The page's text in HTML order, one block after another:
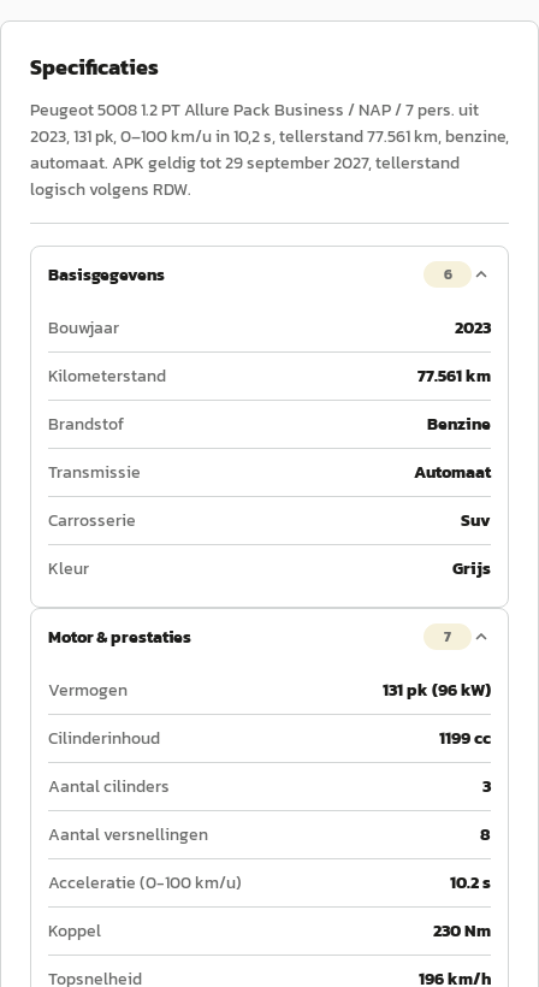
Specificaties
Peugeot 5008 1.2 PT Allure Pack Business / NAP / 7 pers. uit
2023, 131 pk, 0–100 km/u in 10,2 s, tellerstand 77.561 km, benzine,
automaat. APK geldig tot 29 september 2027, tellerstand
logisch volgens RDW.
Basisgegevens 6
Bouwjaar
2023
Kilometerstand
77.561 km
Brandstof
Benzine
Transmissie
Automaat
Carrosserie
Suv
Kleur
Grijs
Motor & prestaties 7
Vermogen
131 pk (96 kW)
Cilinderinhoud
1199 cc
Aantal cilinders
3
Aantal versnellingen
8
Acceleratie (0-100 km/u)
10.2 s
Koppel
230 Nm
Topsnelheid
196 km/h